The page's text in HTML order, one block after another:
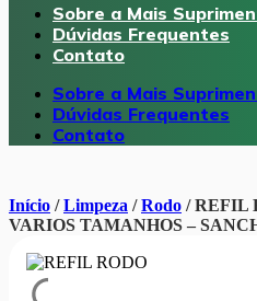
Sobre a Mais
Dúvidas Frequentes
Contato
Sobre a Mais
Dúvidas Frequentes
Contato
Início /Limpeza /Rodo / REFIL
VARIOS TAMANHOS –